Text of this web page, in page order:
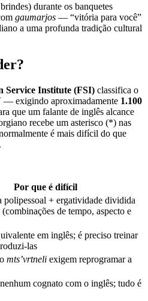
durante os banquetes
gaumarjos — “vitória para você”
a uma profunda tradição cultural
Service Institute (FSI) classifica o
— exigindo aproximadamente 1.100
que um falante de inglês alcance
recebe um asterisco (*) nas
é mais difícil do que
Por que é difícil
polipessoal + ergatividade dividida
(combinações de tempo, aspecto e
em inglês; é preciso treinar
las
mts’vrtneli exigem reprogramar a
cognato com o inglês; tudo é